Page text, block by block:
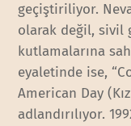
geçiştiriliyor.
olarak değil, sivil
kutlamalarına
eyaletinde ise,
American Day
adlandırılıyor.